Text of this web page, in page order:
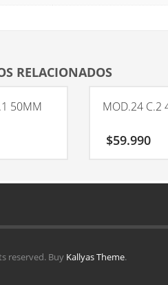
RELACIONADOS
50MM MOD.24 C.2
$59.990
reserved. Buy Kallyas Theme.